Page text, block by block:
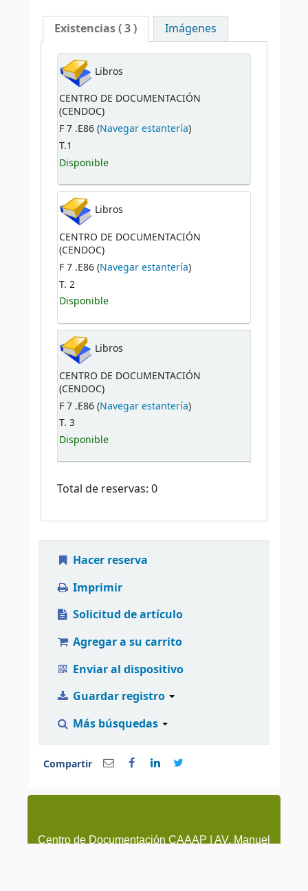
Existencias( 3 ) Imágenes
Libros
CENTRO DE DOCUMENTACIÓN
(CENDOC)
F 7 .E86 (Navegar estantería)
T.1
Disponible
Libros
CENTRO DE DOCUMENTACIÓN
(CENDOC)
F 7 .E86 (Navegar estantería)
T. 2
Disponible
Libros
CENTRO DE DOCUMENTACIÓN
(CENDOC)
F 7 .E86 (Navegar estantería)
T. 3
Disponible
Total de reservas: 0
Hacer reserva
Imprimir
Solicitud de artículo
Agregar a su carrito
Enviar al dispositivo
Guardar registro
Más búsquedas
Compartir
Centro de Documentación CAAAP | AV. Manuel